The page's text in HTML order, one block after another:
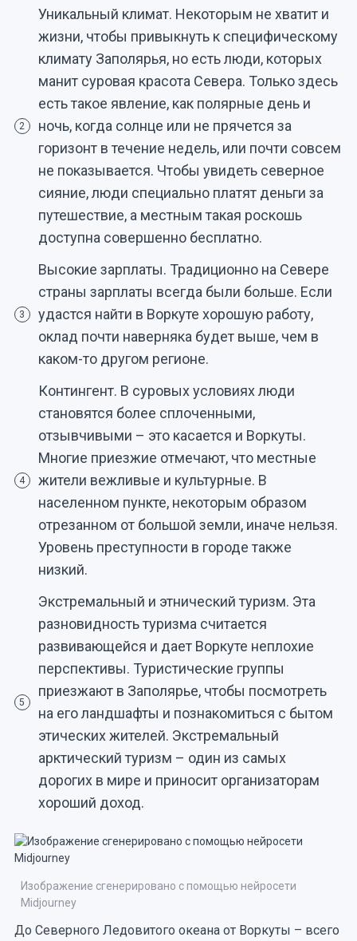
2
Уникальный климат. Некоторым не хватит и
жизни, чтобы привыкнуть к специфическому
климату Заполярья, но есть люди, которых
манит суровая красота Севера. Только здесь
есть такое явление, как полярные день и
ночь, когда солнце или не прячется за
горизонт в течение недель, или почти совсем
не показывается. Чтобы увидеть северное
сияние, люди специально платят деньги за
путешествие, а местным такая роскошь
доступна совершенно бесплатно.
3
Высокие зарплаты. Традиционно на Севере
страны зарплаты всегда были больше. Если
удастся найти в Воркуте хорошую работу,
оклад почти наверняка будет выше, чем в
каком-то другом регионе.
4
Контингент. В суровых условиях люди
становятся более сплоченными,
отзывчивыми – это касается и Воркуты.
Многие приезжие отмечают, что местные
жители вежливые и культурные. В
населенном пункте, некоторым образом
отрезанном от большой земли, иначе нельзя.
Уровень преступности в городе также
низкий.
5
Экстремальный и этнический туризм. Эта
разновидность туризма считается
развивающейся и дает Воркуте неплохие
перспективы. Туристические группы
приезжают в Заполярье, чтобы посмотреть
на его ландшафты и познакомиться с бытом
этических жителей. Экстремальный
арктический туризм – один из самых
дорогих в мире и приносит организаторам
хороший доход.
Изображение сгенерировано с помощью нейросети
Midjourney
До Северного Ледовитого океана от Воркуты – всего